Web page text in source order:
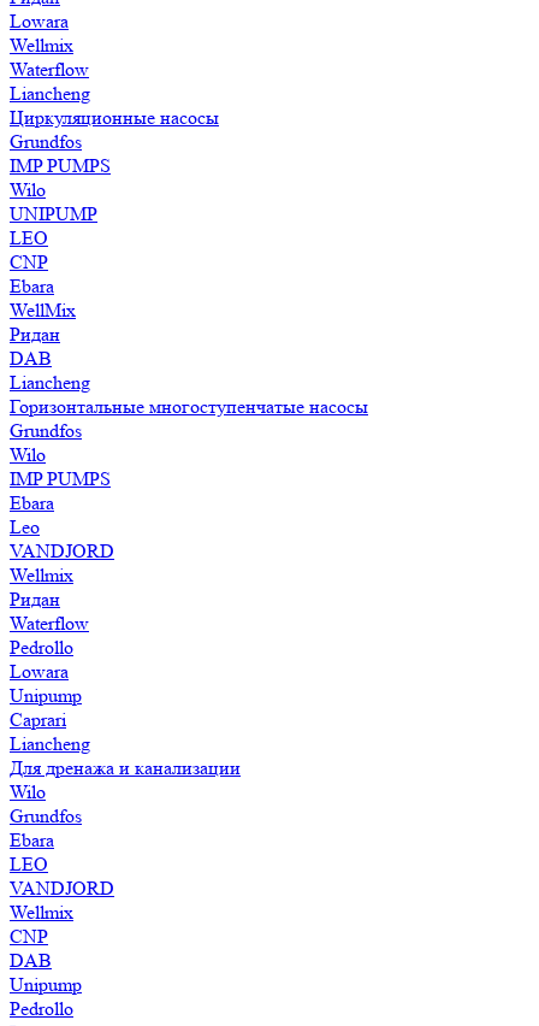
Lowara
Wellmix
Waterflow
Liancheng
Циркуляционные насосы
Grundfos
IMP PUMPS
Wilo
UNIPUMP
LEO
CNP
Ebara
WellMix
Ридан
DAB
Liancheng
Горизонтальные многоступенчатые насосы
Grundfos
Wilo
IMP PUMPS
Ebara
Leo
VANDJORD
Wellmix
Ридан
Waterflow
Pedrollo
Lowara
Unipump
Caprari
Liancheng
Для дренажа и канализации
Wilo
Grundfos
Ebara
LEO
VANDJORD
Wellmix
CNP
DAB
Unipump
Pedrollo